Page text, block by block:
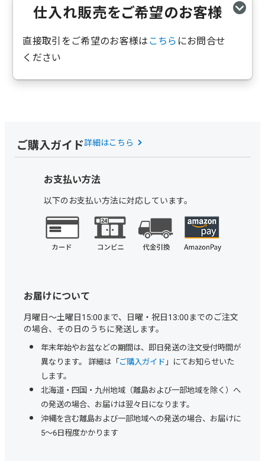
仕入れ販売をご希望のお客様
直接取引をご希望のお客様はこちら にお問合せ
ください
ご購入ガイド詳細はこちら
お支払い方法
以下のお支払い方法に対応しています。
お届けについて
月曜日～土曜日15:00まで、日曜・祝日13:00までのご注文
の場合、その日のうちに発送します。
年末年始やお盆などの期間は、即日発送の注文受付時間が
異なります。 詳細は「ご購入ガイド 」にてお知らせいた
します。
北海道・四国・九州地域（離島および一部地域を除く）へ
の発送の場合、お届けは翌々日になります。
沖縄を含む離島および一部地域への発送の場合、お届けに
5～6日程度かかります